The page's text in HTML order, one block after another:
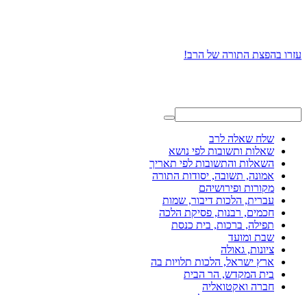
עזרו בהפצת התורה של הרב!
שלח שאלה לרב
שאלות ותשובות לפי נושא
השאלות והתשובות לפי תאריך
אמונה, תשובה, יסודות התורה
מקורות ופירושיהם
עברית, הלכות דיבור, שמות
חכמים, רבנות, פסיקת הלכה
תפילה, ברכות, בית כנסת
שבת ומועד
ציונות, גאולה
ארץ ישראל, הלכות תלויות בה
בית המקדש, הר הבית
חברה ואקטואליה